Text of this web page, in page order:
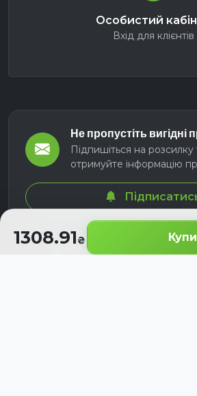
1308.91
Особистий
Вхід для клієнтів
Не пропустіть вигідні
Підпишіться на
отримуйте інформацію
© 2026 СЕЛМ АГРО. Всі